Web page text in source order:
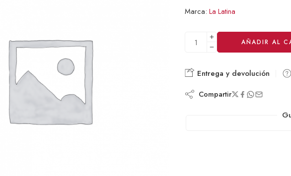
Marca: La Latina
AÑADIR AL
Alternative:
Entrega y devolución
Compartir